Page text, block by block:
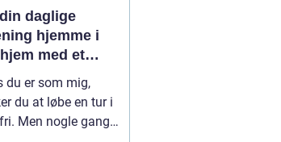
daglige
hjemme i
med et
løbebånd
du er som mig,
du at løbe en tur i
Men nogle gange